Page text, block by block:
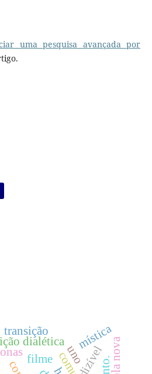
uma pesquisa avançada por
dialética
filme uno
mística
dizível
transição